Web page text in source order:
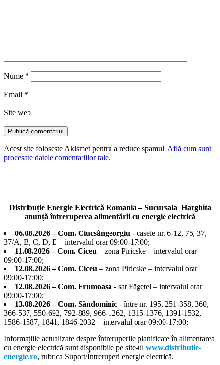
Nume *
Email *
Site web
Acest site folosește Akismet pentru a reduce spamul. Află cum sunt
procesate datele comentariilor tale.
Distribuție Energie Electrică Romania – Sucursala Harghita
anunță întreruperea alimentării cu energie electrică
06.08.2026 – Com. Ciucsângeorgiu - casele nr. 6-12, 75, 37,
37/A, B, C, D, E – intervalul orar 09:00-17:00;
11.08.2026 – Com. Ciceu – zona Piricske – intervalul orar
09:00-17:00;
12.08.2026 – Com. Ciceu – zona Piricske – intervalul orar
09:00-17:00;
12.08.2026 – Com. Frumoasa - sat Făgețel – intervalul orar
09:00-17:00;
13.08.2026 – Com. Sândominic - între nr. 195, 251-358, 360,
366-537, 550-692, 792-889, 966-1262, 1315-1376, 1391-1532,
1586-1587, 1841, 1846-2032 – intervalul orar 09:00-17:00;
Informațiile actualizate despre întreruperile planificate în alimentarea
cu energie electrică sunt disponibile pe site-ul www.distributie-
energie.ro, rubrica Suport/Întreruperi energie electrică.